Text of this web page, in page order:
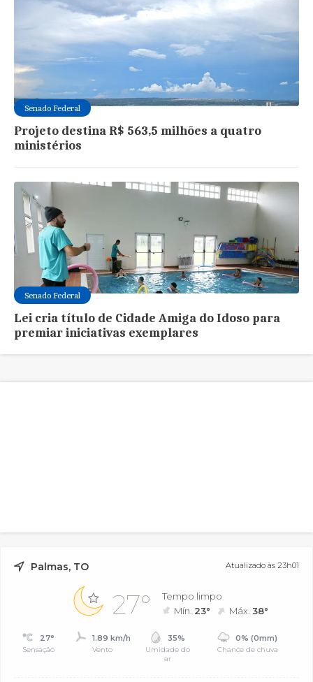
Senado Federal
Projeto destina R$ 563,5 milhões a quatro
ministérios
Senado Federal
Lei cria título de Cidade Amiga do Idoso para
premiar iniciativas exemplares
Palmas, TO Atualizado às 23h01
27°
Tempo limpo
Mín. 23° Máx.38°
27°
Sensação
1.89 km/h
Vento
35%
Umidade do
ar
0% (0mm)
Chance de chuva